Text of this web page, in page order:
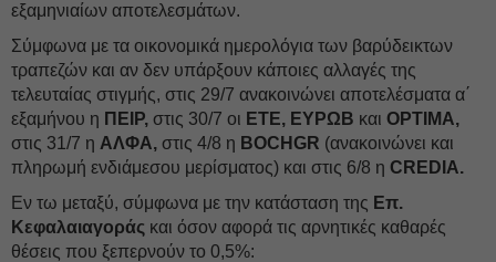
εξαμηνιαίων αποτελεσμάτων.
Σύμφωνα με τα οικονομικά ημερολόγια των βαρύδεικτων
τραπεζών και αν δεν υπάρξουν κάποιες αλλαγές της
τελευταίας στιγμής, στις 29/7 ανακοινώνει αποτελέσματα α΄
εξαμήνου η ΠΕΙΡ, στις 30/7 οι ΕΤΕ, ΕΥΡΩΒ και OPTIMA,
στις 31/7 η ΑΛΦΑ, στις 4/8 η BOCHGR (ανακοινώνει και
πληρωμή ενδιάμεσου μερίσματος) και στις 6/8 η CREDIA.
Εν τω μεταξύ, σύμφωνα με την κατάσταση της Επ.
Κεφαλαιαγοράς και όσον αφορά τις αρνητικές καθαρές
θέσεις που ξεπερνούν το 0,5%: